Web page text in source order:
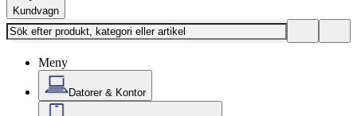
Kundvagn
Meny
Datorer & Kontor